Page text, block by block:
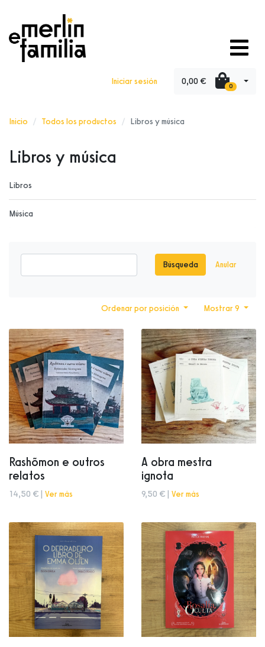
Iniciar sesión 0,00 € 0
Inicio Todos los productos Libros y música
Libros y música
Libros
Música
Búsqueda Anular
Mostrar 9
Ordenar por posición
Rashõmon e outros
relatos
14,50 € | Ver más
A obra mestra
ignota
9,50 € | Ver más